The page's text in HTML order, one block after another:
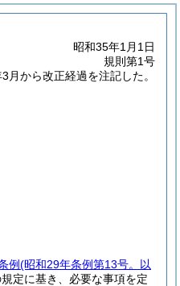
昭和35年1月1日
規則第1号
から改正経過を注記した。
例(昭和29年条例第13号。以
定に基き、必要な事項を定